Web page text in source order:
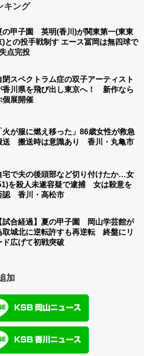
キング
の甲子園 英明(香川)が関東第一(東東
)との投手戦制す エース冨岡は無四球で
点完投
閉スペクトラム症の双子アーティスト
香川県を飛び出し東京へ！ 新作なら
個展開催
火が服に燃え移った」86歳女性が救急
送 搬送時は意識あり 香川・丸亀市
宅で夫の後頭部など切り付けたか…女
を殺人未遂容疑で逮捕 女は殺意を
認 香川・高松市
試合経過】夏の甲子園 岡山学芸館が
取城北に逆転許すも再逆転 終盤にリ
ド広げて初戦突破
加